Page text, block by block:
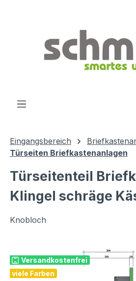
Eingangsbereich
Türseiten Briefkastenanlagen
Türseitenteil
Klingel schräge
Knobloch
Versandkostenfrei
viele Farben